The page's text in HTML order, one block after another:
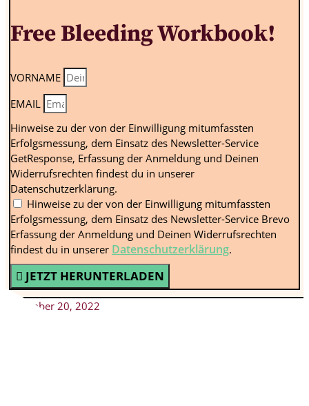
Free Bleeding Workbook!
VORNAME
EMAIL
Hinweise zu der von der Einwilligung mitumfassten
Erfolgsmessung, dem Einsatz des Newsletter-Service
GetResponse, Erfassung der Anmeldung und Deinen
Widerrufsrechten findest du in unserer
Datenschutzerklärung.
Hinweise zu der von der Einwilligung mitumfassten
Erfolgsmessung, dem Einsatz des Newsletter-Service Brevo
Erfassung der Anmeldung und Deinen Widerrufsrechten
findest du in unserer Datenschutzerklärung.
JETZT HERUNTERLADEN
Dezember 20, 2022